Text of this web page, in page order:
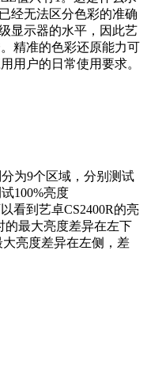
经无法区分色彩的准确
显示器的水平，因此艺
精准的色彩还原能力可
用户的日常使用要求。
为9个区域，分别测试
100%亮度
看到艺卓CS2400R的亮
的最大亮度差异在左下
亮度差异在左侧，差